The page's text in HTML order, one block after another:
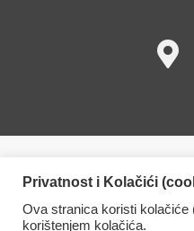
Dom
Privatnost i Kolačići
Ova stranica koristi
korištenjem kolačića.